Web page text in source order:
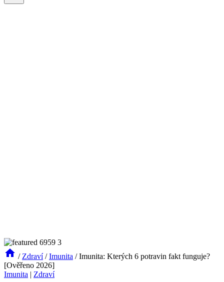
/ Zdraví / Imunita / Imunita: Kterých 6 potravin fakt funguje?
[Ověřeno 2026]
Imunita | Zdraví